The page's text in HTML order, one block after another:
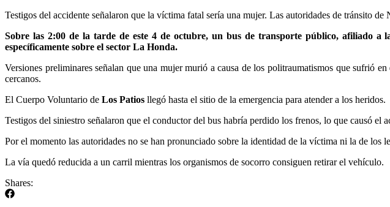
Testigos del accidente señalaron que la víctima fatal sería una mujer. Las autoridades de tránsito
Sobre las 2:00 de la tarde de este 4 de octubre, un bus de transporte público, afiliado a
específicamente sobre el sector La Honda.
Versiones preliminares señalan que una mujer murió a causa de los politraumatismos que sufrió
cercanos.
El Cuerpo Voluntario de Los Patios llegó hasta el sitio de la emergencia para atender a los heridos.
Testigos del siniestro señalaron que el conductor del bus habría perdido los frenos, lo que causó el
Por el momento las autoridades no se han pronunciado sobre la identidad de la víctima ni la de los
La vía quedó reducida a un carril mientras los organismos de socorro consiguen retirar el vehículo.
Shares: